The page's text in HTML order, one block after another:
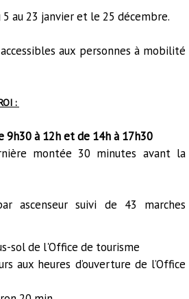
au 23 janvier et le 25 décembre.
aux personnes à mobilité
:
9h30 à 12h et de 14h à 17h30
montée 30 minutes avant la
ascenseur suivi de 43 marches
sol de l'Office de tourisme
aux heures d’ouverture de l’Office